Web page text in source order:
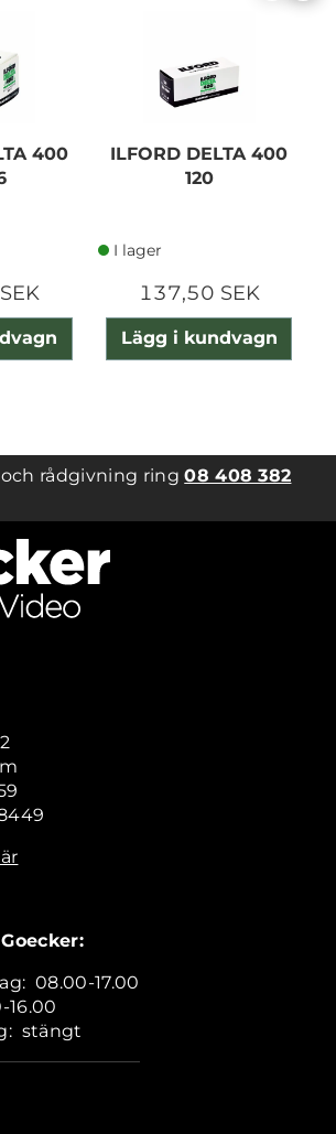
400
ILFORD DELTA 400
120
I lager
137,50 SEK
Lägg i kundvagn
rådgivning ring08 408 382
08.00-17.00
16.00
stängt